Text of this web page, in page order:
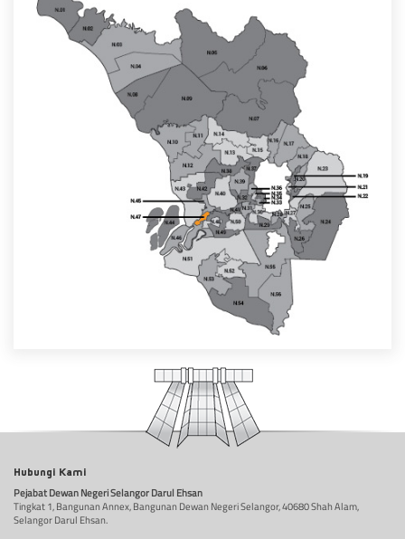
Hubungi Kami
Pejabat Dewan Negeri Selangor Darul Ehsan
Tingkat 1, Bangunan Annex, Bangunan Dewan Negeri Selangor, 40680 Shah Alam,
Selangor Darul Ehsan.